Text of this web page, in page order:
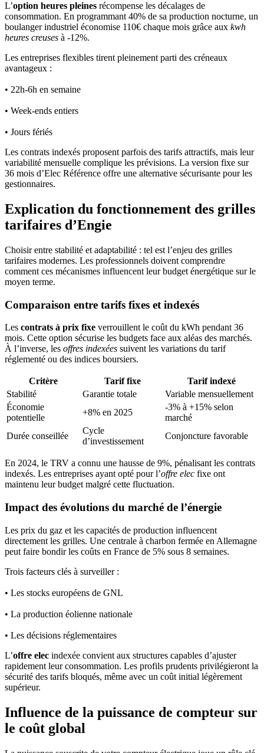
L’option heures pleines récompense les décalages de
consommation. En programmant 40% de sa production nocturne, un
boulanger industriel économise 110€ chaque mois grâce aux kwh
heures creuses à -12%.
Les entreprises flexibles tirent pleinement parti des créneaux
avantageux :
• 22h-6h en semaine
• Week-ends entiers
• Jours fériés
Les contrats indexés proposent parfois des tarifs attractifs, mais leur
variabilité mensuelle complique les prévisions. La version fixe sur
36 mois d’Elec Référence offre une alternative sécurisante pour les
gestionnaires.
Explication du fonctionnement des grilles
tarifaires d’Engie
Choisir entre stabilité et adaptabilité : tel est l’enjeu des grilles
tarifaires modernes. Les professionnels doivent comprendre
comment ces mécanismes influencent leur budget énergétique sur le
moyen terme.
Comparaison entre tarifs fixes et indexés
Les contrats à prix fixe verrouillent le coût du kWh pendant 36
mois. Cette option sécurise les budgets face aux aléas des marchés.
À l’inverse, les offres indexées suivent les variations du tarif
réglementé ou des indices boursiers.
Critère Tarif fixe
Tarif indexé
Stabilité
Garantie totale
Variable mensuellement
Économie
potentielle
+8% en 2025
-3% à +15% selon
marché
Durée conseillée
Cycle
d’investissement
Conjoncture favorable
En 2024, le TRV a connu une hausse de 9%, pénalisant les contrats
indexés. Les entreprises ayant opté pour l’offre elec fixe ont
maintenu leur budget malgré cette fluctuation.
Impact des évolutions du marché de l’énergie
Les prix du gaz et les capacités de production influencent
directement les grilles. Une centrale à charbon fermée en Allemagne
peut faire bondir les coûts en France de 5% sous 8 semaines.
Trois facteurs clés à surveiller :
• Les stocks européens de GNL
• La production éolienne nationale
• Les décisions réglementaires
L’offre elec indexée convient aux structures capables d’ajuster
rapidement leur consommation. Les profils prudents privilégieront la
sécurité des tarifs bloqués, même avec un coût initial légèrement
supérieur.
Influence de la puissance de compteur sur
le coût global